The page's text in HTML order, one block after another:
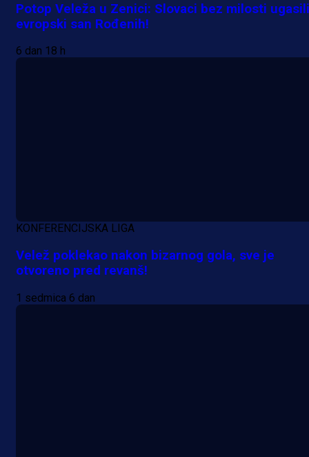
A Selekcija
Lukić seli u Bundesligu? Dva
Potop Veleža u Zenici: Slovaci bez milosti ugasili
evropski san Rođenih!
6 dan 18 h
KONFERENCIJSKA LIGA
Velež poklekao nakon bizarnog gola, sve je
otvoreno pred revanš!
1 sedmica 6 dan